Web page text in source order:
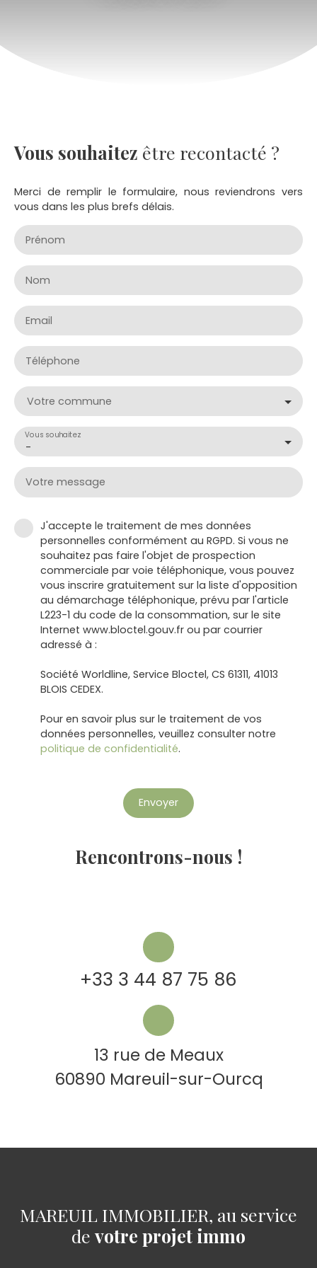
Vous souhaitez être recontacté ?
Merci de remplir le formulaire, nous reviendrons vers
vous dans les plus brefs délais.
Prénom
Nom
Email
Téléphone
Votre commune
-
Vous souhaitez
Votre message
J'accepte le traitement de mes données
personnelles conformément au RGPD. Si vous ne
souhaitez pas faire l'objet de prospection
commerciale par voie téléphonique, vous pouvez
vous inscrire gratuitement sur la liste d'opposition
au démarchage téléphonique, prévu par l'article
L223-1 du code de la consommation, sur le site
Internet www.bloctel.gouv.fr ou par courrier
adressé à :
Société Worldline, Service Bloctel, CS 61311, 41013
BLOIS CEDEX.
Pour en savoir plus sur le traitement de vos
données personnelles, veuillez consulter notre
politique de confidentialité.
Envoyer
Rencontrons-nous !
+33 3 44 87 75 86
13 rue de Meaux
60890 Mareuil-sur-Ourcq
MAREUIL IMMOBILIER, au service
de votre projet immo